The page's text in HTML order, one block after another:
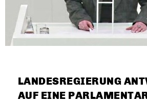
LANDESREGIERUNG
AUF EINE